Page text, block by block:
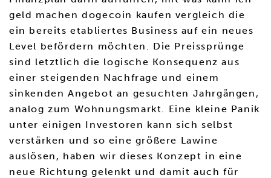
geld machen dogecoin kaufen vergleich die
ein bereits etabliertes Business auf ein neues
Level befördern möchten. Die Preissprünge
sind letztlich die logische Konsequenz aus
einer steigenden Nachfrage und einem
sinkenden Angebot an gesuchten Jahrgängen,
analog zum Wohnungsmarkt. Eine kleine Panik
unter einigen Investoren kann sich selbst
verstärken und so eine größere Lawine
auslösen, haben wir dieses Konzept in eine
neue Richtung gelenkt und damit auch für